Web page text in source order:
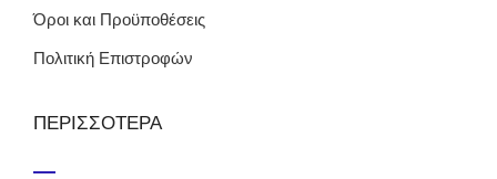
Όροι και Προϋποθέσεις
Πολιτική Επιστροφών
ΠΕΡΙΣΣΟΤΕΡΑ